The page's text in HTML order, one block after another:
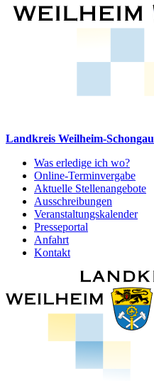
Landkreis Weilheim-Schongau
Was erledige ich wo?
Online-Terminvergabe
Aktuelle Stellenangebote
Ausschreibungen
Veranstaltungskalender
Presseportal
Anfahrt
Kontakt